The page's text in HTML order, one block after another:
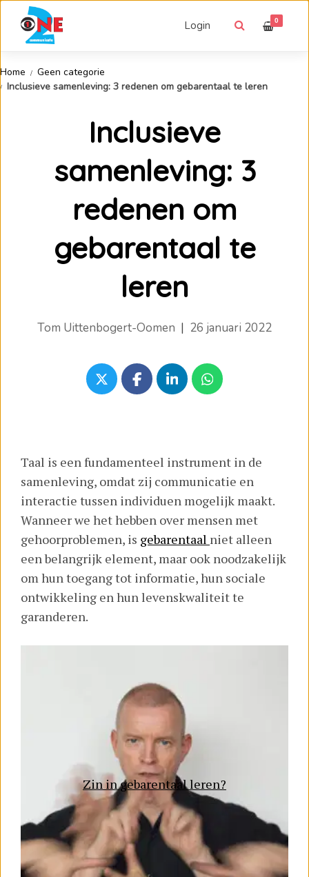
Login 0
Home
Geen categorie
Inclusieve samenleving: 3 redenen om gebarentaal te leren
Inclusieve
samenleving: 3
redenen om
gebarentaal te
leren
Tom Uittenbogert-Oomen | 26 januari 2022
Taal is een fundamenteel instrument in de
samenleving, omdat zij communicatie en
interactie tussen individuen mogelijk maakt.
Wanneer we het hebben over mensen met
gehoorproblemen, is gebarentaal niet alleen
een belangrijk element, maar ook noodzakelijk
om hun toegang tot informatie, hun sociale
ontwikkeling en hun levenskwaliteit te
garanderen.
Zin in gebarentaal leren?